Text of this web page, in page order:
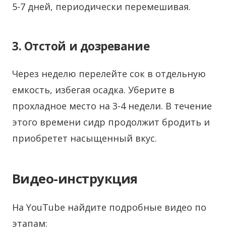
5-7 дней, периодически перемешивая.
3. Отстой и дозревание
Через неделю перелейте сок в отдельную
емкость, избегая осадка. Уберите в
прохладное место на 3-4 недели. В течение
этого времени сидр продолжит бродить и
приобретет насыщенный вкус.
Видео-инструкция
На YouTube найдите подробные видео по
этапам: